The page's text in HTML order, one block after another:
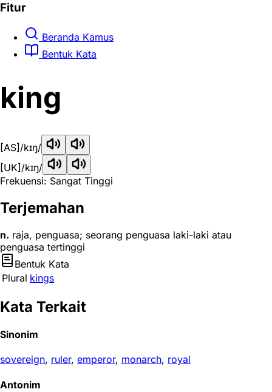
Fitur
Beranda Kamus
Bentuk Kata
king
[AS] /kɪŋ/
[UK] /kɪŋ/
Frekuensi: Sangat Tinggi
Terjemahan
n. raja, penguasa; seorang penguasa laki-laki atau
penguasa tertinggi
Bentuk Kata
Plural kings
Kata Terkait
Sinonim
sovereign, ruler, emperor, monarch, royal
Antonim